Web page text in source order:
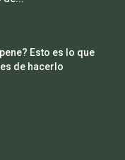
Esto es lo que
de hacerlo